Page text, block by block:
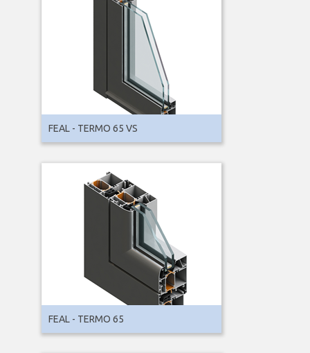
FEAL - TERMO 65 VS
FEAL - TERMO 65